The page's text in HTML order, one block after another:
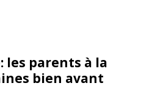
les parents à la
bien avant